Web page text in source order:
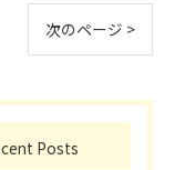
次のページ >
Posts